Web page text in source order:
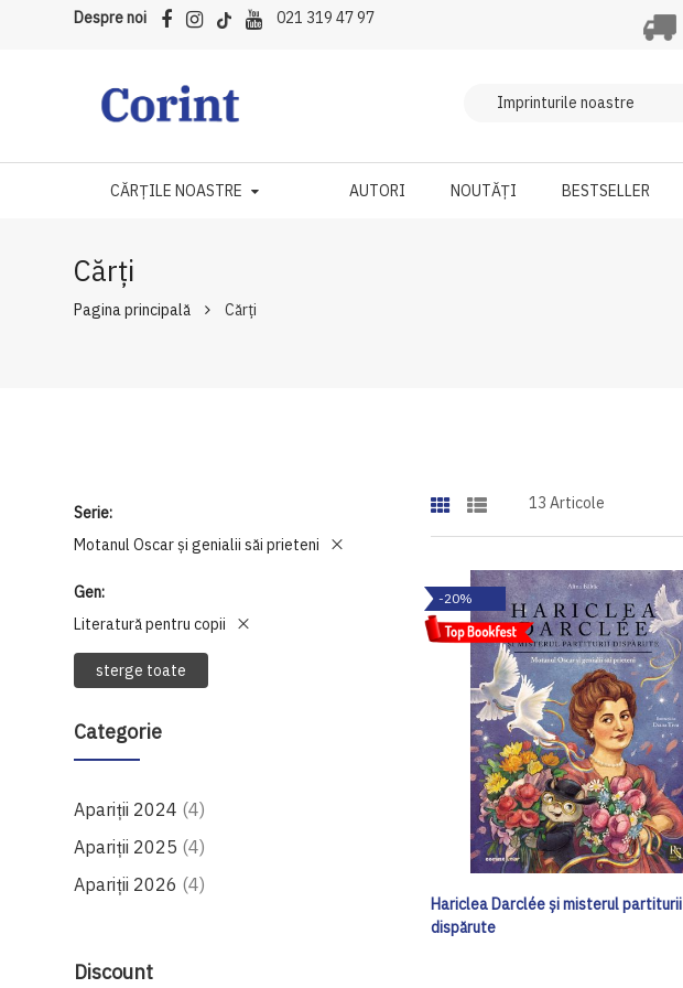
Despre noi 021 319 47 97
CĂRȚILE NOASTRE AUTORI NOUTĂȚI BESTSELLER
Cărți
Pagina principală Cărți
Serie
Motanul Oscar și genialii săi prieteni
Gen
Literatură pentru copii
sterge toate
Categorie
Apariții 2024 4produse
Apariții 2025 4produse
Apariții 2026
4produse
Discount
13 Articole
-20%
Hariclea Darclée și misterul partiturii
dispărute